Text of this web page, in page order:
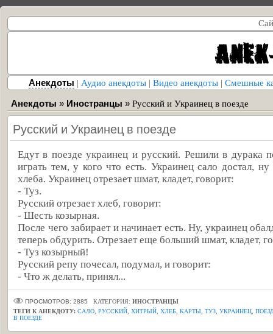
Анекдоты | Аудио анекдоты | Видео анекдоты | Смешные
Анекдоты » Иностранцы » Русский и Украинец в поезде
Русский и Украинец в поезде
Едут в поезде украинец и русский. Решили в дурака
играть тем, у кого что есть. Украинец сало достал,
хлеба. Украинец отрезает шмат, кладет, говорит:
- Туз.
Русский отрезает хлеб, говорит:
- Шесть козырная.
После чего забирает и начинает есть. Ну, украинец
теперь обдурить. Отрезает еще больший шмат, кладет,
- Туз козырный!
Русский репу почесал, подумал, и говорит:
- Что ж делать, принял...
ПРОСМОТРОВ: 2885 КАТЕГОРИЯ: ИНОСТРАНЦЫ
ТЕГИ К АНЕКДОТУ: САЛО РУССКИЙ ХИТРЫЙ ХЛЕБ КАРТЫ ТУЗ УКРАИНЕЦ
В ПОЕЗДЕ